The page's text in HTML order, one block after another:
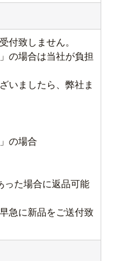
付致しません。
の場合は当社が負担
いましたら、弊社ま
の場合
った場合に返品可能
急に新品をご送付致